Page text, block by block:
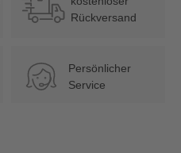
Rückversand
Persönlicher
Service